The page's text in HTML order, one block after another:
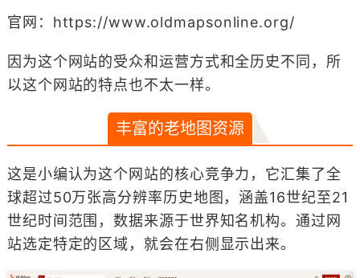
官网：https://www.oldmapsonline.org/
因为这个网站的受众和运营方式和全历史不同，所
以这个网站的特点也不太一样。
丰富的老地图资源
这是小编认为这个网站的核心竞争力，它汇集了全
球超过50万张高分辨率历史地图，涵盖16世纪至21
世纪时间范围，数据来源于世界知名机构。通过网
站选定特定的区域，就会在右侧显示出来。